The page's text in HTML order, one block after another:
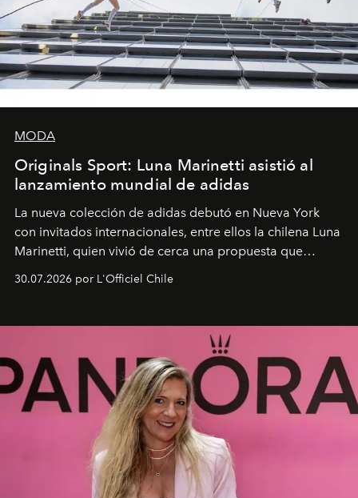
MODA
Originals Sport: Luna Marinetti asistió al
lanzamiento mundial de adidas
La nueva colección de adidas debutó en Nueva York
con invitados internacionales, entre ellos la chilena Luna
Marinetti, quien vivió de cerca una propuesta que
30.07.2026 por L'Officiel Chile